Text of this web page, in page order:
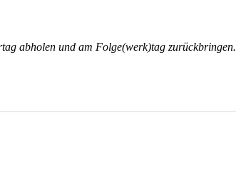
abholen und am Folge(werk)tag zurückbringen.